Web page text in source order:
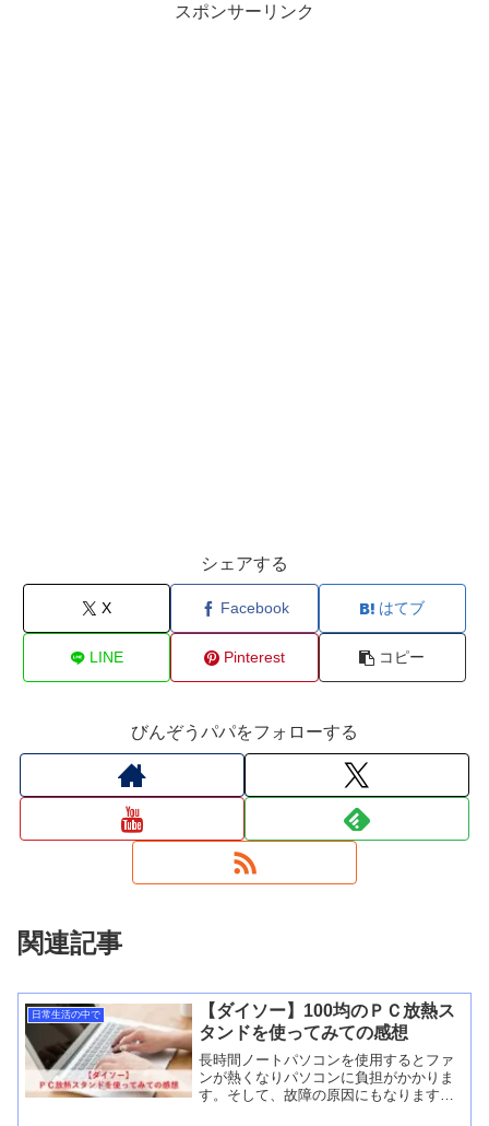
スポンサーリンク
シェアする
X Facebook はてブ
LINE Pinterest コピー
びんぞうパパをフォローする
関連記事
日常生活の中で
【ダイソー】100均のＰＣ放熱ス
タンドを使ってみての感想
長時間ノートパソコンを使用するとファ
ンが熱くなりパソコンに負担がかかりま
す。そして、故障の原因にもなります。